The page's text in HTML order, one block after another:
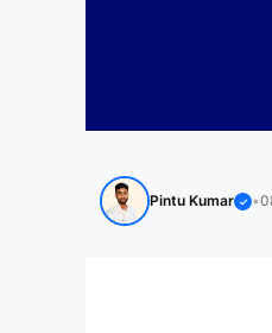
Pintu Kumar ✓ •